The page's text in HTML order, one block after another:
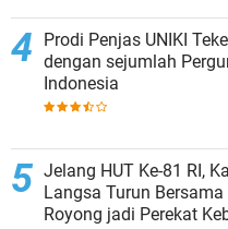
Prodi Penjas UNIKI
dengan sejumlah
Indonesia
Jelang HUT Ke-81 RI,
Langsa Turun Bersama
Royong jadi Perekat